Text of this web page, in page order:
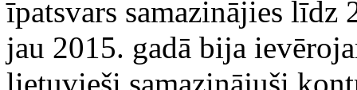
īpatsvars samazinājies līdz
jau 2015. gadā bija
lietuvieši samazinājuši